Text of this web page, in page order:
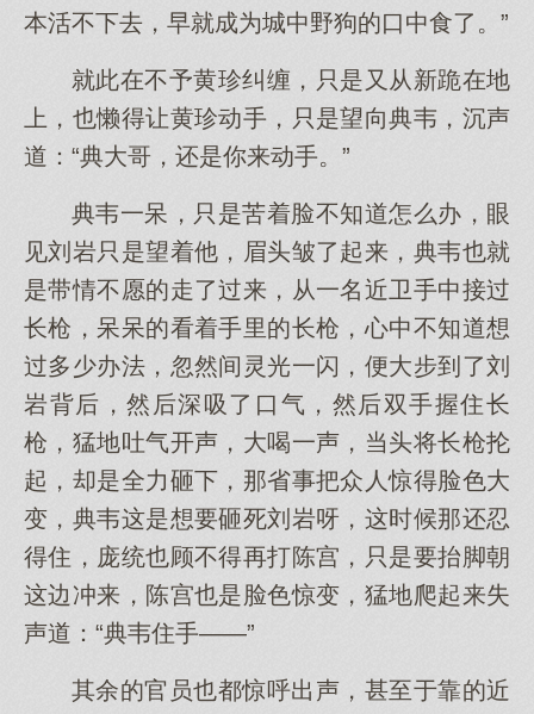
本活不下去，早就成为城中野狗的口中食了。”
就此在不予黄珍纠缠，只是又从新跪在地
上，也懒得让黄珍动手，只是望向典韦，沉声
道：“典大哥，还是你来动手。”
典韦一呆，只是苦着脸不知道怎么办，眼
见刘岩只是望着他，眉头皱了起来，典韦也就
是带情不愿的走了过来，从一名近卫手中接过
长枪，呆呆的看着手里的长枪，心中不知道想
过多少办法，忽然间灵光一闪，便大步到了刘
岩背后，然后深吸了口气，然后双手握住长
枪，猛地吐气开声，大喝一声，当头将长枪抡
起，却是全力砸下，那省事把众人惊得脸色大
变，典韦这是想要砸死刘岩呀，这时候那还忍
得住，庞统也顾不得再打陈宫，只是要抬脚朝
这边冲来，陈宫也是脸色惊变，猛地爬起来失
声道：“典韦住手——”
其余的官员也都惊呼出声，甚至于靠的近